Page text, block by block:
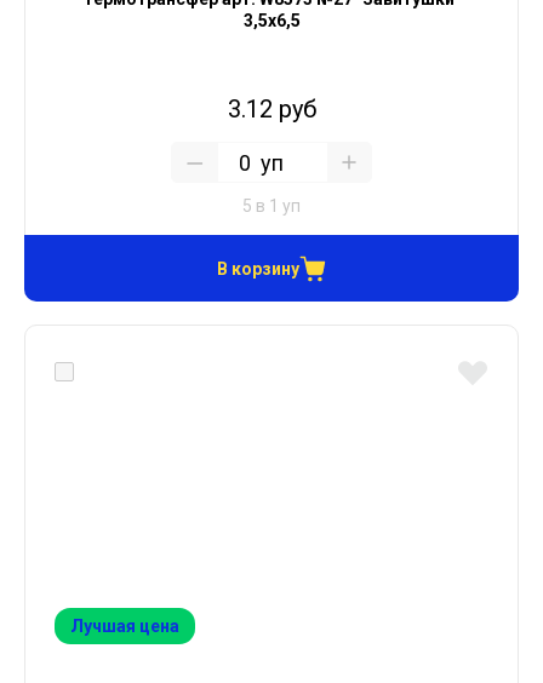
3,5х6,5
3.12 руб
уп
5 в 1 уп
В корзину
Лучшая цена